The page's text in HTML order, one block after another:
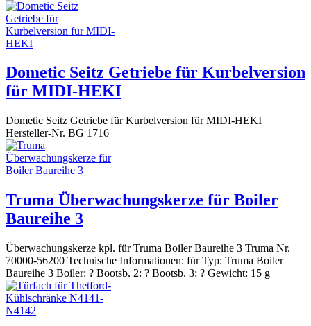
Dometic Seitz Getriebe für Kurbelversion
für MIDI-HEKI
Dometic Seitz Getriebe für Kurbelversion für MIDI-HEKI
Hersteller-Nr. BG 1716
Truma Überwachungskerze für Boiler
Baureihe 3
Überwachungskerze kpl. für Truma Boiler Baureihe 3 Truma Nr.
70000-56200 Technische Informationen: für Typ: Truma Boiler
Baureihe 3 Boiler: ? Bootsb. 2: ? Bootsb. 3: ? Gewicht: 15 g